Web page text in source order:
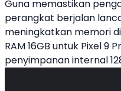
Guna memastikan
perangkat berjalan
meningkatkan memori
RAM 16GB untuk Pixel 9
penyimpanan internal